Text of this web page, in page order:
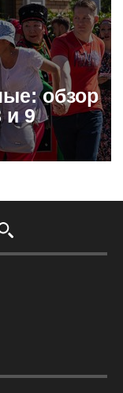
обзор
и 9